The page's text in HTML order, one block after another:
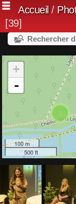
Accueil/
39
Rechercher
3
+
-
100 m
500 ft